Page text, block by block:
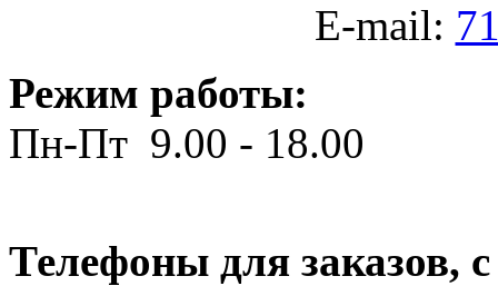
E-mail:
Режим работы:
Пн-Пт 9.00 - 18.00
Телефоны для заказов,